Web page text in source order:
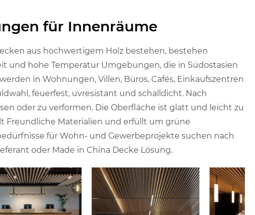
für Innenräume
aus hochwertigem Holz bestehen, bestehen
und hohe Temperatur Umgebungen, die in Südostasien
in Wohnungen, Villen, Büros, Cafés, Einkaufszentren
feuerfest, uvresistant und schalldicht. Nach
oder zu verformen. Die Oberfläche ist glatt und leicht zu
Freundliche Materialien und erfüllt um grüne
für Wohn- und Gewerbeprojekte suchen nach
oder Made in China Decke Lösung.